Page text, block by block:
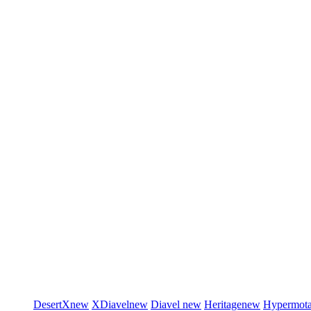
DesertXnew XDiavelnew Diavel new Heritagenew